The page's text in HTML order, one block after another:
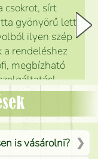
csokrot, sírt
gyönyörű lett.
ilyen szép
rendeléshez
megbízható
Mónika
is vásárolni?